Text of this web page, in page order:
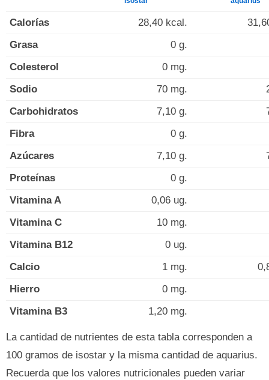
Calorías 28,40 kcal.
Grasa
0 g.
Colesterol
0 mg.
Sodio
70 mg.
Carbohidratos
7,10 g.
Fibra
0 g.
Azúcares
7,10 g.
Proteínas
0 g.
Vitamina A
0,06 ug.
Vitamina C
10 mg.
Vitamina B12
0 ug.
Calcio
1 mg.
Hierro
0 mg.
Vitamina B3
1,20 mg.
La cantidad de nutrientes de esta tabla corresponden a
100 gramos de isostar y la misma cantidad de aquarius.
Recuerda que los valores nutricionales pueden variar